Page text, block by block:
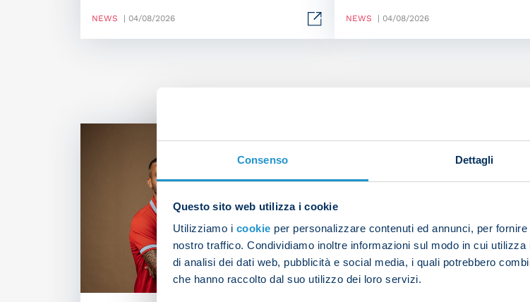
Consenso Dettagli
Questo sito web utilizza i cookie
Utilizziamo i cookie per personalizzare contenuti ed annunci, per
nostro traffico. Condividiamo inoltre informazioni sul modo in cui
di analisi dei dati web, pubblicità e social media, i quali potrebbero
che hanno raccolto dal suo utilizzo dei loro servizi.
NEWS | 04/08/2026 NEWS | 04/08/2026